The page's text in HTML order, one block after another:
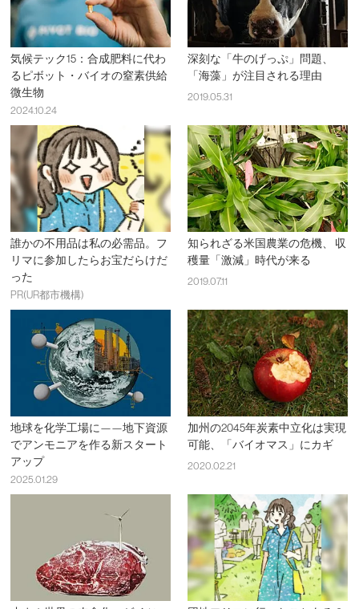
気候テック15：合成肥料に代わ
るピボット・バイオの窒素供給
微生物
2024.10.24
深刻な「牛のげっぷ」問題、
「海藻」が注目される理由
2019.05.31
誰かの不用品は私の必需品。フ
リマに参加したらお宝だらけだ
った
PR(UR都市機構)
知られざる米国農業の危機、 収
穫量「激減」時代が来る
2019.07.11
地球を化学工場に——地下資源
でアンモニアを作る新スタート
アップ
2025.01.29
加州の2045年炭素中立化は実現
可能、「バイオマス」にカギ
2020.02.21